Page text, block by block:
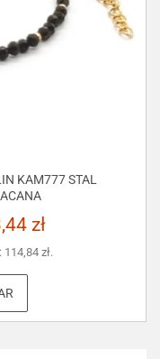
KAM777 STAL
zł
114,84 zł.